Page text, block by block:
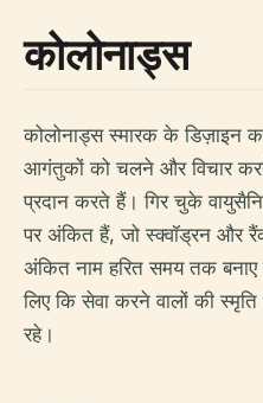
कोलोनाड्स
कोलोनाड्स स्मारक के डिज़ाइन
आगंतुकों को चलने और विचार
प्रदान करते हैं। गिर चुके
पर अंकित हैं, जो स्क्वॉड्रन और
अंकित नाम हरित समय तक
लिए कि सेवा करने वालों की स्मृति
रहे।